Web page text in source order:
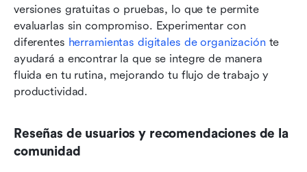
versiones gratuitas o pruebas, lo que te permite
evaluarlas sin compromiso. Experimentar con
diferentes herramientas digitales de organización te
ayudará a encontrar la que se integre de manera
fluida en tu rutina, mejorando tu flujo de trabajo y
productividad.
Reseñas de usuarios y recomendaciones de la
comunidad